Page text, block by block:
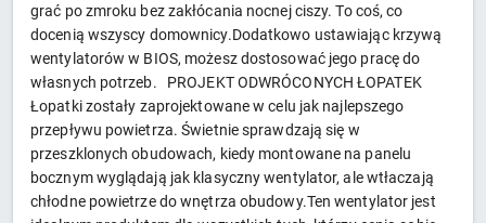
grać po zmroku bez zakłócania nocnej ciszy. To coś, co
docenią wszyscy domownicy.Dodatkowo ustawiając krzywą
wentylatorów w BIOS, możesz dostosować jego pracę do
własnych potrzeb. PROJEKT ODWRÓCONYCH ŁOPATEK
Łopatki zostały zaprojektowane w celu jak najlepszego
przepływu powietrza. Świetnie sprawdzają się w
przeszklonych obudowach, kiedy montowane na panelu
bocznym wyglądają jak klasyczny wentylator, ale wtłaczają
chłodne powietrze do wnętrza obudowy.Ten wentylator jest